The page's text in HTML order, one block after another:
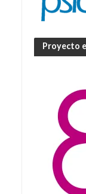
Proyecto